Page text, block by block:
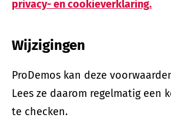
privacy- en cookieverklaring.
Wijzigingen
ProDemos kan deze
Lees ze daarom regelmatig een
te checken.